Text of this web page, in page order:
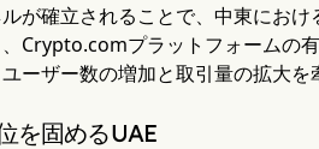
が確立されることで、中東にお
Crypto.comプラットフォームの
ーザー数の増加と取引量の拡大を
を固めるUAE